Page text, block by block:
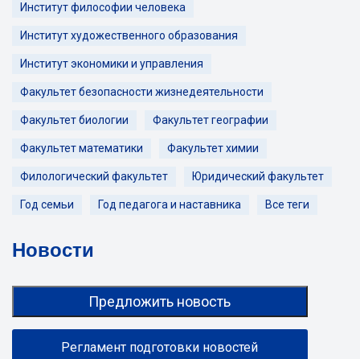
Институт философии человека
Институт художественного образования
Институт экономики и управления
Факультет безопасности жизнедеятельности
Факультет биологии Факультет географии
Факультет математики Факультет химии
Филологический факультет Юридический факультет
Год семьи Год педагога и наставника Все теги
Новости
Предложить новость
Регламент подготовки новостей